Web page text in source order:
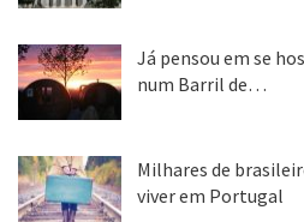
Já pensou em se
num Barril de…
Milhares de
viver em Portugal